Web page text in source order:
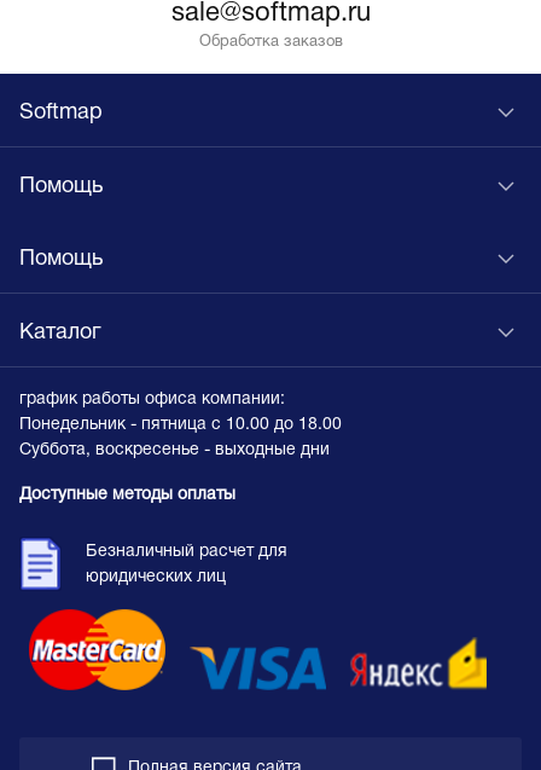
sale@softmap.ru
Обработка заказов
Softmap
Помощь
Помощь
Каталог
график работы офиса компании:
Понедельник - пятница с 10.00 до 18.00
Суббота, воскресенье - выходные дни
Доступные методы оплаты
Безналичный расчет для
юридических лиц